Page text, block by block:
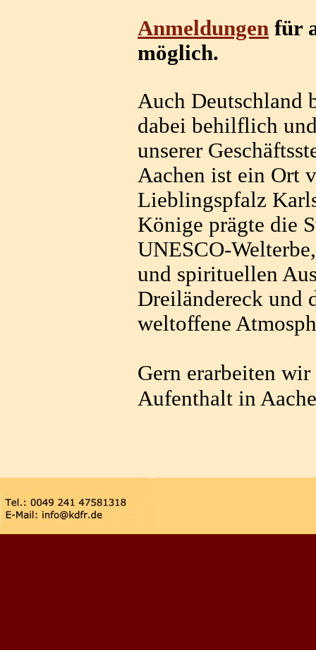
Anmeldungen für
möglich.
Auch Deutschland
dabei behilflich
unserer
Aachen ist ein Ort
Lieblingspfalz
Könige prägte die
UNESCO-
und spirituellen
Dreiländereck und
weltoffene
Gern erarbeiten
Aufenthalt in